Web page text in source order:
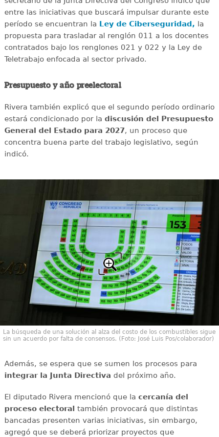
entre las iniciativas que buscará impulsar durante este
período se encuentran la Ley de Ciberseguridad, la
propuesta para trasladar al renglón 011 a los docentes
contratados bajo los renglones 021 y 022 y la Ley de
Teletrabajo enfocada al sector privado.
Presupuesto y año preelectoral
Rivera también explicó que el segundo período ordinario
estará condicionado por la discusión del Presupuesto
General del Estado para 2027, un proceso que
concentra buena parte del trabajo legislativo, según
indicó.
La búsqueda de una solución al alza del costo de los combustibles sigue
sin un acuerdo por falta de consensos. (Foto: José Luis Pos/colaborador)
Además, se espera que se sumen los procesos para
integrar la Junta Directiva del próximo año.
El diputado Rivera mencionó que la cercanía del
proceso electoral también provocará que distintas
bancadas presenten varias iniciativas, sin embargo,
agregó que se deberá priorizar proyectos que